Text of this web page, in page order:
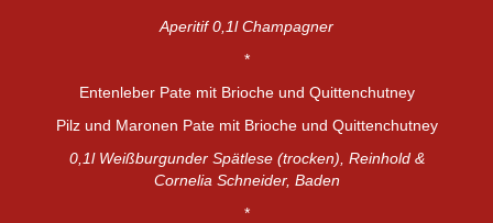
Aperitif 0,1l Champagner
*
Entenleber Pate mit Brioche und Quittenchutney
Pilz und Maronen Pate mit Brioche und Quittenchutney
0,1l Weißburgunder Spätlese (trocken), Reinhold &
Cornelia Schneider, Baden
*